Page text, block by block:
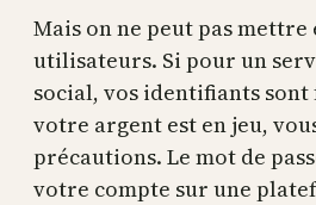
Mais on ne peut pas mettre
utilisateurs. Si pour un
social, vos identifiants
votre argent est en jeu,
précautions. Le mot de
votre compte sur une